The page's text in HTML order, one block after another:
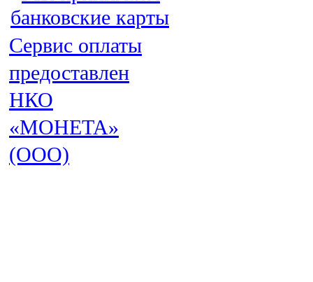
Сервис оплаты
предоставлен
НКО
«МОНЕТА»
(ООО)